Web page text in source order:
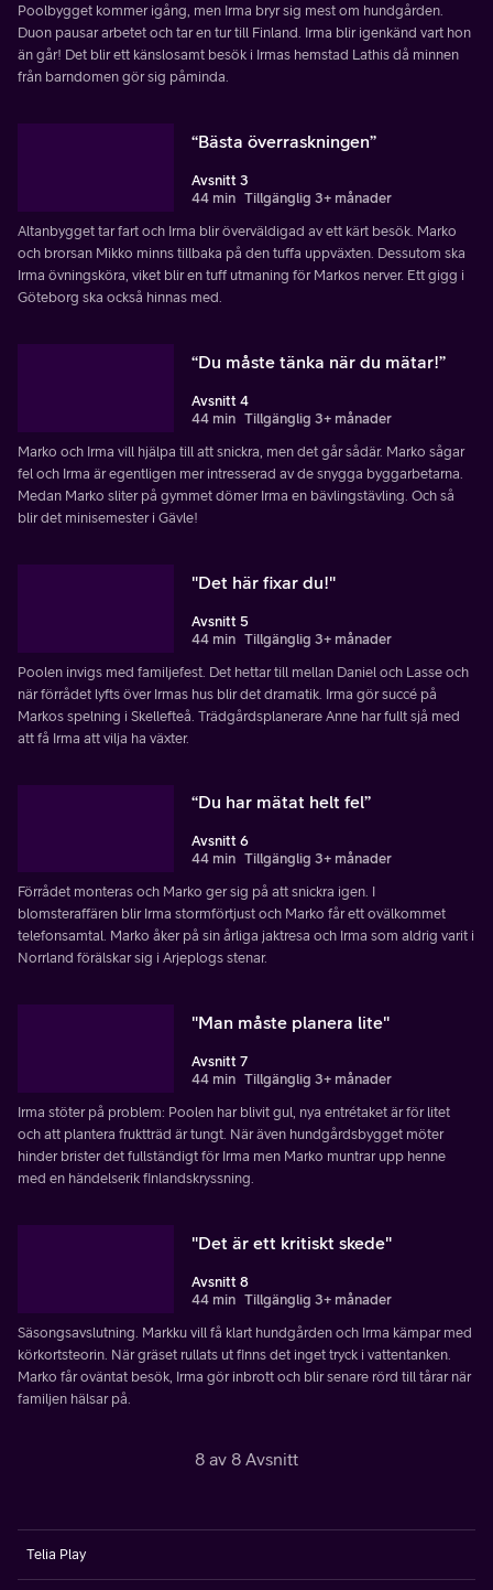
Poolbygget kommer igång, men Irma bryr sig mest om hundgården.
Duon pausar arbetet och tar en tur till Finland. Irma blir igenkänd vart hon
än går! Det blir ett känslosamt besök i Irmas hemstad Lathis då minnen
från barndomen gör sig påminda.
“Bästa överraskningen”
Avsnitt 3
44 min Tillgänglig 3+ månader
Altanbygget tar fart och Irma blir överväldigad av ett kärt besök. Marko
och brorsan Mikko minns tillbaka på den tuffa uppväxten. Dessutom ska
Irma övningsköra, viket blir en tuff utmaning för Markos nerver. Ett gigg i
Göteborg ska också hinnas med.
“Du måste tänka när du mätar!”
Avsnitt 4
44 min Tillgänglig 3+ månader
Marko och Irma vill hjälpa till att snickra, men det går sådär. Marko sågar
fel och Irma är egentligen mer intresserad av de snygga byggarbetarna.
Medan Marko sliter på gymmet dömer Irma en bävlingstävling. Och så
blir det minisemester i Gävle!
"Det här fixar du!"
Avsnitt 5
44 min Tillgänglig 3+ månader
Poolen invigs med familjefest. Det hettar till mellan Daniel och Lasse och
när förrådet lyfts över Irmas hus blir det dramatik. Irma gör succé på
Markos spelning i Skellefteå. Trädgårdsplanerare Anne har fullt sjå med
att få Irma att vilja ha växter.
“Du har mätat helt fel”
Avsnitt 6
44 min Tillgänglig 3+ månader
Förrådet monteras och Marko ger sig på att snickra igen. I
blomsteraffären blir Irma stormförtjust och Marko får ett ovälkommet
telefonsamtal. Marko åker på sin årliga jaktresa och Irma som aldrig varit i
Norrland förälskar sig i Arjeplogs stenar.
"Man måste planera lite"
Avsnitt 7
44 min Tillgänglig 3+ månader
Irma stöter på problem: Poolen har blivit gul, nya entrétaket är för litet
och att plantera fruktträd är tungt. När även hundgårdsbygget möter
hinder brister det fullständigt för Irma men Marko muntrar upp henne
med en händelserik finlandskryssning.
"Det är ett kritiskt skede"
Avsnitt 8
44 min Tillgänglig 3+ månader
Säsongsavslutning. Markku vill få klart hundgården och Irma kämpar med
körkortsteorin. När gräset rullats ut finns det inget tryck i vattentanken.
Marko får oväntat besök, Irma gör inbrott och blir senare rörd till tårar när
familjen hälsar på.
8 av 8 Avsnitt
Telia Play